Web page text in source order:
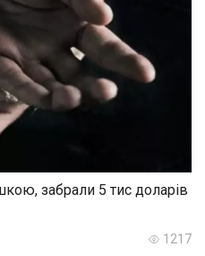
забрали 5 тис доларів
1217